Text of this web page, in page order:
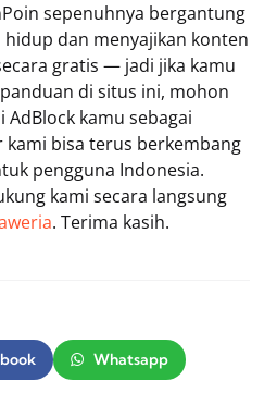
sepenuhnya bergantung
dan menyajikan konten
gratis — jadi jika kamu
di situs ini, mohon
kamu sebagai
bisa terus berkembang
pengguna Indonesia.
kami secara langsung
. Terima kasih.
Whatsapp